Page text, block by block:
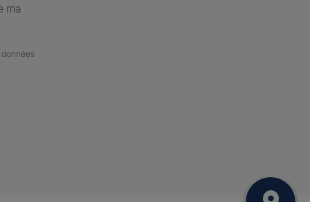
ma